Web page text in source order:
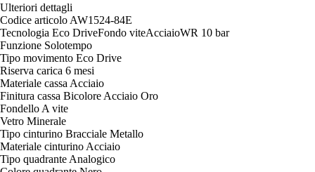
Ulteriori dettagli
Codice articolo AW1524-84E
Tecnologia Eco DriveFondo viteAcciaioWR 10 bar
Funzione Solotempo
Tipo movimento Eco Drive
Riserva carica 6 mesi
Materiale cassa Acciaio
Finitura cassa Bicolore Acciaio Oro
Fondello A vite
Vetro Minerale
Tipo cinturino Bracciale Metallo
Materiale cinturino Acciaio
Tipo quadrante Analogico